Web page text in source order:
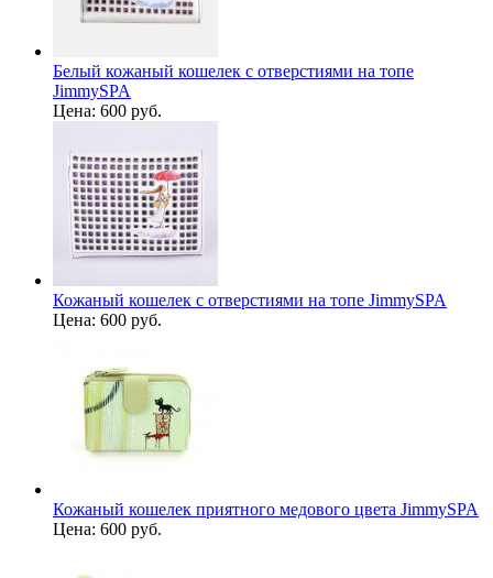
Белый кожаный кошелек с отверстиями на топе
JimmySPA
Цена: 600 руб.
Кожаный кошелек с отверстиями на топе JimmySPA
Цена: 600 руб.
Кожаный кошелек приятного медового цвета JimmySPA
Цена: 600 руб.